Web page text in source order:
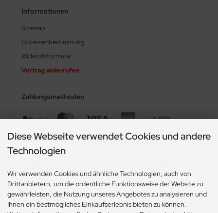
Informationen
Sitemap
Groessenbestimmung
Widerufsformular
Vertrag widerrufen
Zahlungsmethoden
Diese Webseite verwendet Cookies und andere
Technologien
Wir verwenden Cookies und ähnliche Technologien, auch von
Drittanbietern, um die ordentliche Funktionsweise der Website zu
gewährleisten, die Nutzung unseres Angebotes zu analysieren und
Ihnen ein bestmögliches Einkaufserlebnis bieten zu können.